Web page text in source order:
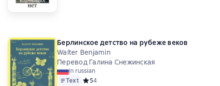
Берлинское детство на рубеже веков
Walter Benjamin
Перевод Галина Снежинская
in russian
Text Средний рейтинг 5 на основе 4 оценок
54